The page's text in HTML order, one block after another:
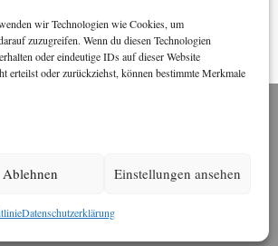
wir Technologien wie Cookies, um
zuzugreifen. Wenn du diesen Technologien
oder eindeutige IDs auf dieser Website
erteilst oder zurückziehst, können bestimmte Merkmale
Ablehnen Einstellungen ansehen
Datenschutzerklärung
zehn Jahre der
Die aktuelle
Zeitung zu finden